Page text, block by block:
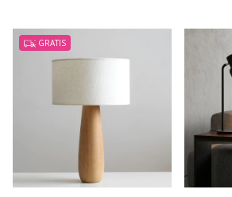
GRATIS